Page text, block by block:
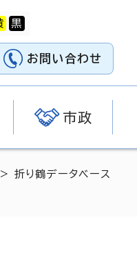
お問い合わせ
市政
> 折り鶴データベース